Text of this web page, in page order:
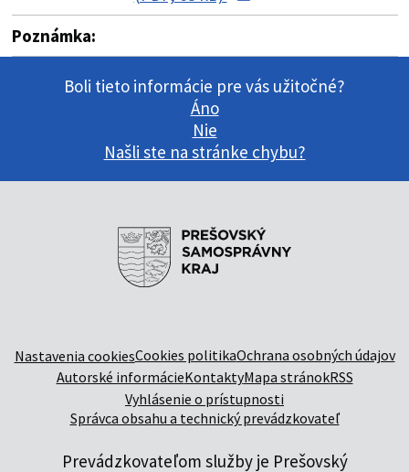
Poznámka:
Boli tieto informácie pre vás užitočné?
Áno
Nie
Našli ste na stránke chybu?
Nastavenia cookiesCookies politikaOchrana osobných údajov
Autorské informácieKontaktyMapa stránokRSS
Vyhlásenie o prístupnosti
Správca obsahu a technický prevádzkovateľ
Prevádzkovateľom služby je Prešovský